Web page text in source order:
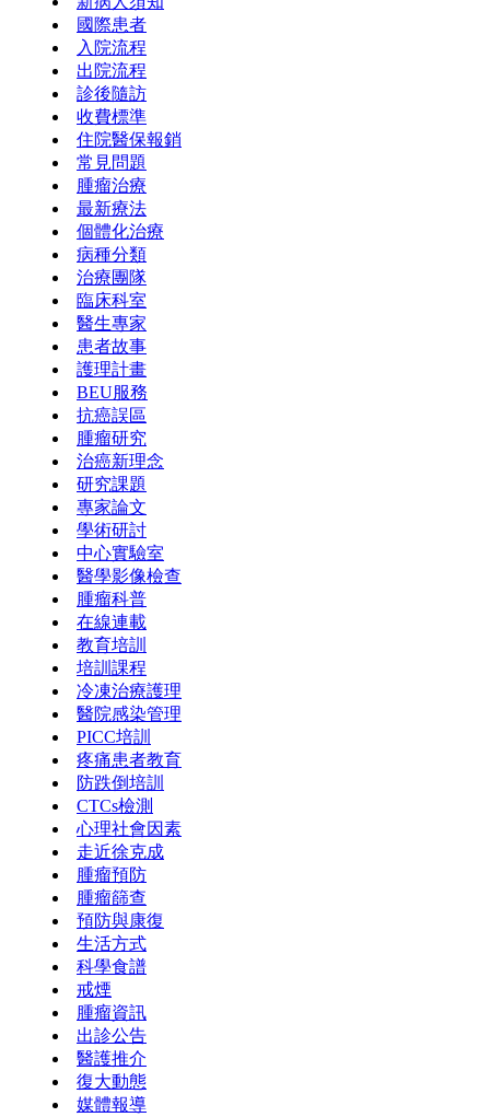
國際患者
入院流程
出院流程
診後隨訪
收費標準
住院醫保報銷
常見問題
腫瘤治療
最新療法
個體化治療
病種分類
治療團隊
臨床科室
醫生專家
患者故事
護理計畫
BEU服務
抗癌誤區
腫瘤研究
治癌新理念
研究課題
專家論文
學術研討
中心實驗室
醫學影像檢查
腫瘤科普
在線連載
教育培訓
培訓課程
冷凍治療護理
醫院感染管理
PICC培訓
疼痛患者教育
防跌倒培訓
CTCs檢測
心理社會因素
走近徐克成
腫瘤預防
腫瘤篩查
預防與康復
生活方式
科學食譜
戒煙
腫瘤資訊
出診公告
醫護推介
復大動態
媒體報導